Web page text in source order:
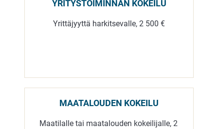
YRITYSTOIMINNAN KOKEILU
Yrittäjyyttä harkitsevalle, 2 500 €
MAATALOUDEN KOKEILU
Maatilalle tai maatalouden kokeilijalle, 2